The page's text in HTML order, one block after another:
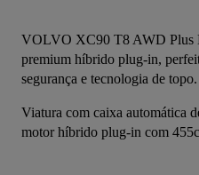
VOLVO XC90 T8 AWD Plus
premium híbrido plug-in,
segurança e tecnologia de topo.
Viatura com caixa automática
motor híbrido plug-in com